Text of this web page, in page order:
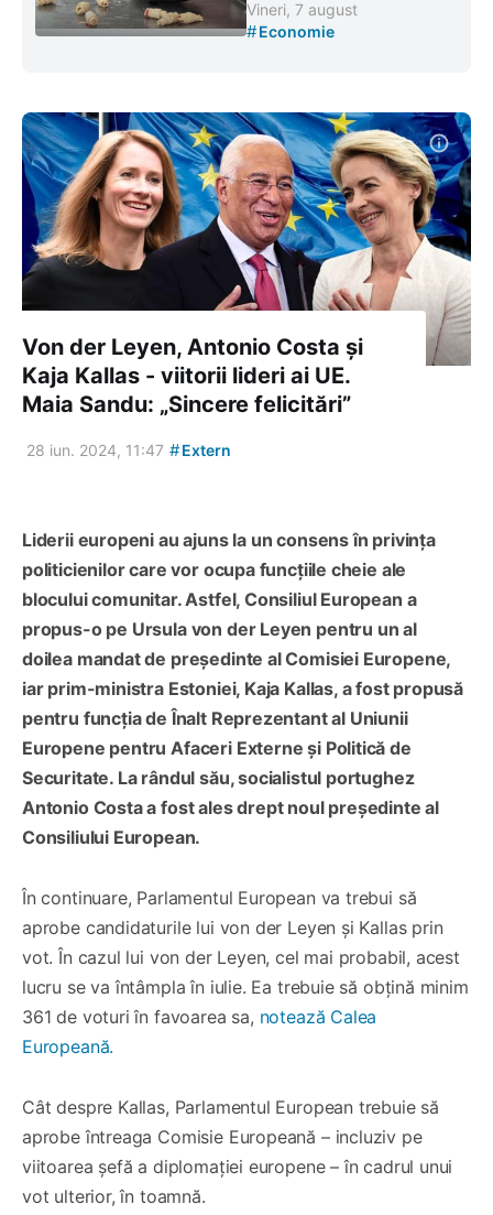
Vineri, 7 august
#Economie
Von der Leyen, Antonio Costa și
Kaja Kallas - viitorii lideri ai UE.
Maia Sandu: „Sincere felicitări”
28 iun. 2024, 11:47 #Extern
Liderii europeni au ajuns la un consens în privința
politicienilor care vor ocupa funcțiile cheie ale
blocului comunitar. Astfel, Consiliul European a
propus-o pe Ursula von der Leyen pentru un al
doilea mandat de președinte al Comisiei Europene,
iar prim-ministra Estoniei, Kaja Kallas, a fost propusă
pentru funcția de Înalt Reprezentant al Uniunii
Europene pentru Afaceri Externe și Politică de
Securitate. La rândul său, socialistul portughez
Antonio Costa a fost ales drept noul președinte al
Consiliului European.
În continuare, Parlamentul European va trebui să
aprobe candidaturile lui von der Leyen și Kallas prin
vot. În cazul lui von der Leyen, cel mai probabil, acest
lucru se va întâmpla în iulie. Ea trebuie să obțină minim
361 de voturi în favoarea sa, notează Calea
Europeană.
Cât despre Kallas, Parlamentul European trebuie să
aprobe întreaga Comisie Europeană – incluziv pe
viitoarea şefă a diplomaţiei europene – în cadrul unui
vot ulterior, în toamnă.